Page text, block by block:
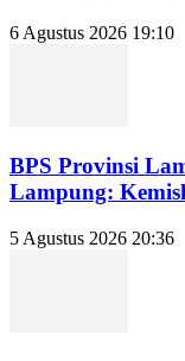
6 Agustus 2026 19:10
BPS Provinsi
Lampung:
5 Agustus 2026 20:36